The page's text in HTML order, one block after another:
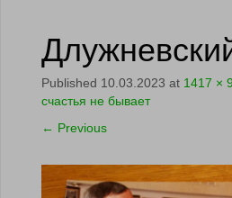
Published 10.03.2023 at 1417 ×
счастья не бывает
← Previous